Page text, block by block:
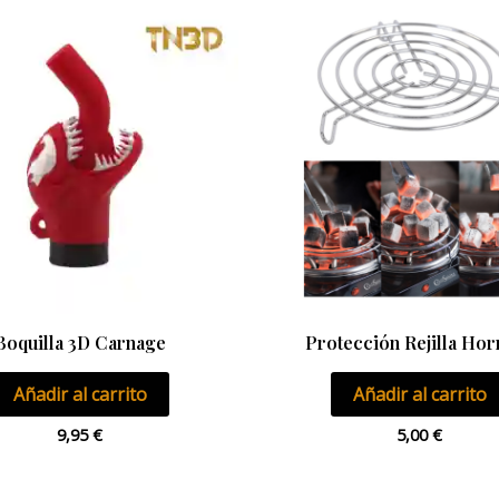
3D Carnage
Añadir al carrito
9,95€
Protección Rejilla
Añadir al carrito
5,00€